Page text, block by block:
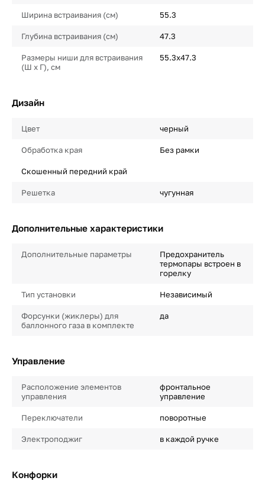
Ширина встраивания (см) 55.3
Глубина встраивания (см) 47.3
Размеры ниши для встраивания
(Ш х Г), см
55.3х47.3
Дизайн
Цвет черный
Обработка края Без рамки
Скошенный передний край
Решетка чугунная
Дополнительные характеристики
Дополнительные параметры
Предохранитель
термопары встроен в
горелку
Тип установки Независимый
Форсунки (жиклеры) для
баллонного газа в комплекте
да
Управление
Расположение элементов
управления
фронтальное
управление
Переключатели поворотные
Электроподжиг в каждой ручке
Конфорки